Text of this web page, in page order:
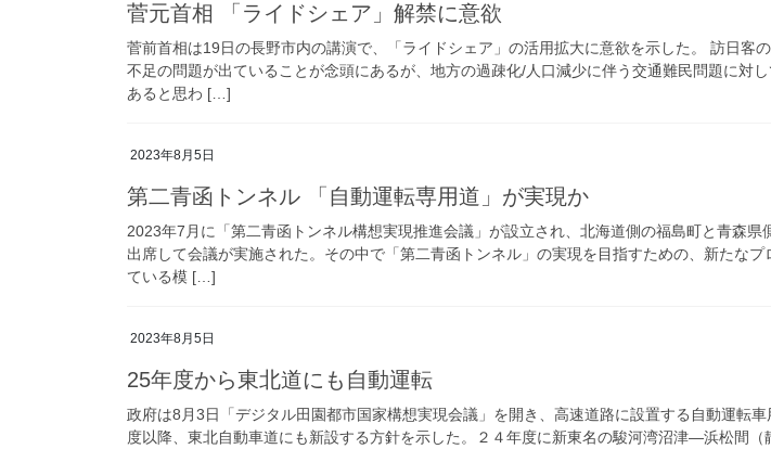
菅元首相 「ライドシェア」解禁に意欲
菅前首相は19日の長野市内の講演で、「ライドシェア」の活用拡大に意欲を示した。 訪日客
不足の問題が出ていることが念頭にあるが、地方の過疎化/人口減少に伴う交通難民問題に対
あると思わ […]
2023年8月5日
第二青函トンネル 「自動運転専用道」が実現か
2023年7月に「第二青函トンネル構想実現推進会議」が設立され、北海道側の福島町と青森県
出席して会議が実施された。その中で「第二青函トンネル」の実現を目指すための、新たなプ
ている模 […]
2023年8月5日
25年度から東北道にも自動運転
政府は8月3日「デジタル田園都市国家構想実現会議」を開き、高速道路に設置する自動運転
度以降、東北自動車道にも新設する方針を示した。２４年度に新東名の駿河湾沼津―浜松間（